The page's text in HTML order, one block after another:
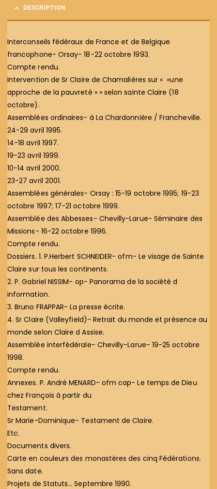
DESCRIPTION
Interconseils fédéraux de France et de Belgique
francophone- Orsay- 18-22 octobre 1993.
Compte rendu.
Intervention de Sr Claire de Chamalières sur « »une
approche de la pauvreté » » selon sainte Claire (18
octobre).
Assemblées ordinaires- à La Chardonnière / Francheville.
24-29 avril 1995.
14-18 avril 1997.
19-23 avril 1999.
10-14 avril 2000.
23-27 avril 2001.
Assemblées générales- Orsay : 15-19 octobre 1995; 19-23
octobre 1997; 17-21 octobre 1999.
Assemblée des Abbesses- Chevilly-Larue- Séminaire des
Missions- 16-22 octobre 1996.
Compte rendu.
Dossiers. 1. P.Herbert SCHNEIDER- ofm- Le visage de Sainte
Claire sur tous les continents.
2. P. Gabriel NISSIM- op- Panorama de la société d
information.
3. Bruno FRAPPAR- La presse écrite.
4. Sr Claire (Valleyfield)- Retrait du monde et présence au
monde selon Claire d Assise.
Assemblée interfédérale- Chevilly-Larue- 19-25 octobre
1998.
Compte rendu.
Annexes. P. André MENARD- ofm cap- Le temps de Dieu
chez François à partir du
Testament.
Sr Marie-Dominique- Testament de Claire.
Etc.
Documents divers.
Carte en couleurs des monastères des cinq Fédérations.
Sans date.
Projets de Statuts… Septembre 1990.